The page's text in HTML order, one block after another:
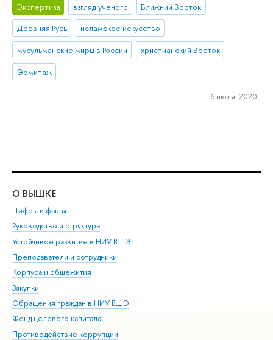
Экспертиза взгляд ученого
Ближний Восток
Древняя Русь
исламское искусство
мусульманские миры в России
христианский Восток
Эрмитаж
6 июля 2020
О ВЫШКЕ
Цифры и факты
Руководство и структура
Устойчивое развитие в НИУ ВШЭ
Преподаватели и сотрудники
Корпуса и общежития
Закупки
Обращения граждан в НИУ ВШЭ
Фонд целевого капитала
Противодействие коррупции